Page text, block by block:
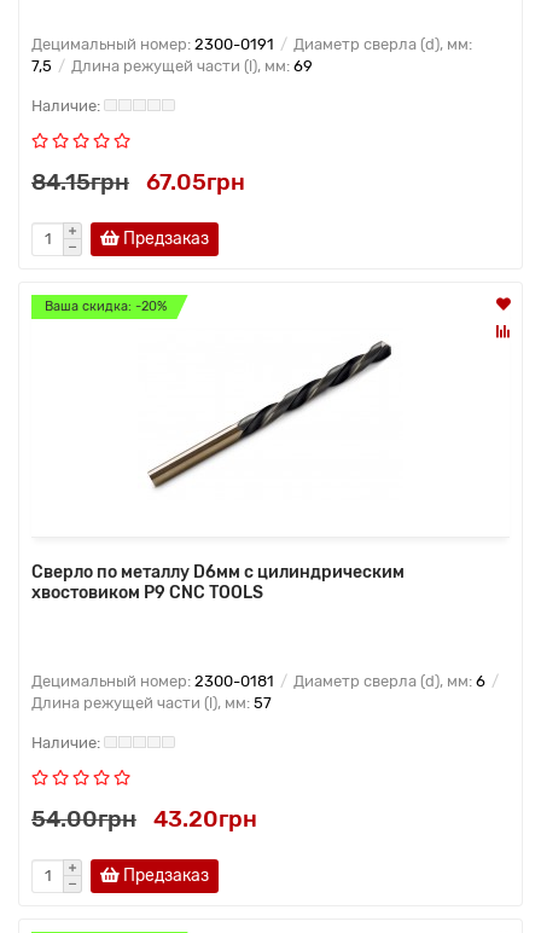
Децимальный номер: 2300-0191
Диаметр сверла (d), мм:
7,5
Длина режущей части (l), мм: 69
84.15грн 67.05грн
Предзаказ
Ваша скидка: -20%
Сверло по металлу D6мм с цилиндрическим
хвостовиком Р9 CNC TOOLS
Децимальный номер: 2300-0181 Диаметр сверла (d), мм: 6
Длина режущей части (l), мм: 57
54.00грн 43.20грн
Предзаказ